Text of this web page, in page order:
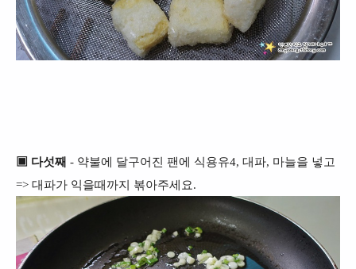
▣ 다섯째 - 약불에 달구어진 팬에 식용유4, 대파, 마늘을 넣고
=> 대파가 익을때까지 볶아주세요.